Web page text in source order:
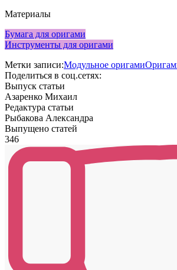
Материалы
Бумага для оригами
Инструменты для оригами
Метки записи:Модульное оригами
Поделиться в соц.сетях:
Выпуск статьи
Азаренко Михаил
Редактура статьи
Рыбакова Александра
Выпущено статей
346